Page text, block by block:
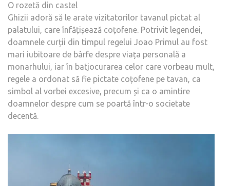
O rozetă din castel
Ghizii adoră să le arate vizitatorilor tavanul pictat al
palatului, care înfățișează coțofene. Potrivit legendei,
doamnele curții din timpul regelui Joao Primul au fost
mari iubitoare de bârfe despre viața personală a
monarhului, iar în batjocurarea celor care vorbeau mult,
regele a ordonat să fie pictate coțofene pe tavan, ca
simbol al vorbei excesive, precum și ca o amintire
doamnelor despre cum se poartă într-o societate
decentă.